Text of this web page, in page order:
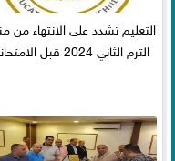
التعليم تشدد على الانتهاء من
الترم الثاني 2024 قبل الامتحانات